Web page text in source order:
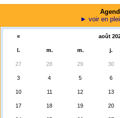
► voir en
« août
l. m. m. j.
27 28 29 30
3 4 5 6
10 11 12 13
17 18 19 20